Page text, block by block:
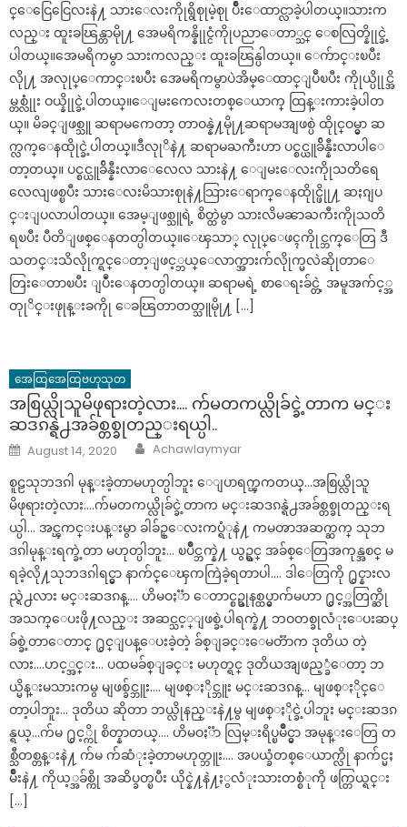
င္ေငြေငြေလးနဲ႔ သားေလးကိုုရွိစုုမဲ့စုု ပ်ိဳးေထာင္လာခဲ့ပါတယ္။သားက
လည္း ထူးခၽြန္တာမိုု႔ အေမရိကန္နိုုင္ငံကိုုပညာေတာ္သင္ ေစလြတ္နိုုင္ခဲ့
ပါတယ္။အေမရိကမွာ သားကလည္း ထူးခၽြန္ပါတယ္။ ေက်ာင္းၿပီး
လိုု႔ အလုုပ္ေကာင္းၿပီး အေမရိကမွာပဲအိမ္ေထာင္ျပဳၿပီး ကိုုယ္ပိုုင္အိ
မ္တစ္လုုံး ဝယ္နိုုင္ခဲ့ပါတယ္။ေျမးကေလးတစ္ေယာက္ ထြန္းကားခဲ့ပါတ
ယ္။ မိခင္ျဖစ္သူ ဆရာမကေတာ့ တာဝန္နဲ႔မိုု႔ဆရာမအျဖစ္ပဲ ထိုုင္ဝမ္မွာ ဆ
က္လက္ေနထိုုင္ခဲ့ပါတယ္။ဒီလုုိနဲ႔ ဆရာမႀကီးဟာ ပင္စင္ယူခ်ိန္နီးလာပါေ
တာ့တယ္။ ပင္စင္ယူခ်ိန္နီးလာေလေလ သားနဲ႔ ေျမးေလးကိုုသတိရေ
လေလျဖစ္ၿပီး သားေလးမိသားစုုနဲ႔သြားေရာက္ေနထိုုင္ဖိုု႔ ဆႏၵျပ
င္းျပလာပါတယ္။ အေမ့ျဖစ္သူရဲ့ စိတ္ထဲမွာ သားလိမၼာႀကီးကိုုသတိ
ရၿပီး ပီတိျဖစ္ေနတတ္ပါတယ္။ေၾသာ္ လုုပ္ေဖၚကိုုင္ဘက္ေတြ ဒီ
သတင္းသိလိုုက္ရင္ေတာ့ျဖင့္ဘယ္ေလာက္အားက်လိုုက္မလဲဆိုုတာေ
တြးေတာၿပီး ျပဳံးေနတတ္ပါတယ္။ ဆရာမရဲ့ စာေရးခ်င္တဲ့ အမူအက်င့္အ
တုုိင္းဖုုန္းခကိုု ေခၽြတာတတ္သူမိုု႔ […]
အေထြအေထြဗဟုသုတ
အစြယ္လိုသူမိဖုရားတဲ့လား…. က်မတကယ္လိုခ်င္ခဲ့တာက မင္း
ဆဒၵန္ရဲ႕အခ်စ္တစ္ခုတည္းရယ္ပါ..
Posted
on
August 14, 2020 Author
Achawlaymyar
စူဠသုဘဒၵါ မုန္းခဲ့တာမဟုတ္ပါဘူး ေျပာရက္ၾကတယ္…အစြယ္လိုသူ
မိဖုရားတဲ့လား….က်မတကယ္လိုခ်င္ခဲ့တာက မင္းဆဒၵန္ရဲ႕အခ်စ္တစ္ခုတည္းရ
ယ္ပါ… အင္ၾကင္းပန္းမွာ ခါခ်ဥ္ေလးကပ္ရံုနဲ႔ ကမၻာအဆက္ဆက္ သုဘ
ဒၵါမုန္းရက္ခဲ့တာ မဟုတ္ပါဘူး… ၿပိဳင္ဘက္နဲ႔ ယွဥ္ရင္ အခ်စ္ေတြအကုန္အစင္ မ
ရခဲ့လို႔သုဘဒၵါရင္မွာ နာက်င္ေၾကကြဲခဲ့ရတာပါ…. ဒါေတြကို ႐ွင္နားလ
ည္ရဲ႕လား မင္းဆဒၵန္…. ဟိမဝႏၱာ ေတာင္စဥ္ခုနစ္ထပ္မွာက်မဟာ ႐ွင့္အတြက္ဆို
အသက္ေပးဖို႔လည္း အဆင္သင့္ျဖစ္ခဲ့ပါရက္နဲ႔ ဘဝတစ္ခုလံုးေပးဆပ္
ခ်စ္ခဲ့တာေတာင္ ႐ွင္ျပန္ေပးခဲ့တဲ့ ခ်စ္ျခင္းေမတၱာက ဒုတိယ တဲ့
လား….ဟင့္အင္း… ပထမခ်စ္ျခင္း မဟုတ္ရင္ ဒုတိယအျဖည့္ခံေတာ့ ဘ
ယ္မိန္းမသားကမွ မျဖစ္ခ်င္ဘူး…. မျဖစ္ႏိုင္ဘူး မင္းဆဒၵန္… မျဖစ္ႏိုင္ေ
တာ့ပါဘူး… ဒုတိယ ဆိုတာ ဘယ္လိုနည္းနဲ႔မွ မျဖစ္ႏိုင္ခဲ့ပါဘူး မင္းဆဒၵ
န္ရယ္…က်မ ႐ွင့္ကို စိတ္နာတယ္…. ဟိမဝႏၱာ လြမ္းရိပ္ၿမိဳင္မွာ အမုန္းေတြ တ
စ္သီတစ္တန္းနဲ႔ က်မ က်ဆံုးခဲ့တာမဟုတ္ဘူး…. အပယ္ခံတစ္ေယာက္လို နာက်င္မႈ
မ်ိဳးနဲ႔ ကိုယ့္အခ်စ္ကို အဆိပ္ခတ္ၿပီး ယိုင္နဲ႔နဲ႔ႏွလံုးသားတစ္စံုကို ဖက္တြယ္ရင္း
[…]